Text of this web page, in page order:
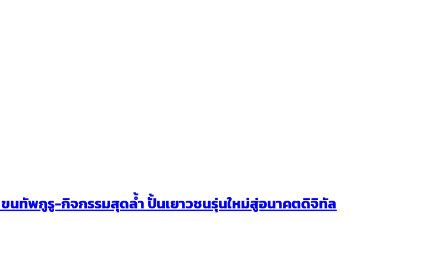
ขนทัพกูรู-กิจกรรมสุดล้ำ ปั้นเยาวชนรุ่นใหม่สู่อนาคตดิจิทัล